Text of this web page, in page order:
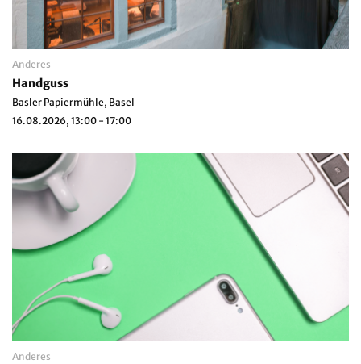
Anderes
Handguss
Basler Papiermühle, Basel
16.08.2026, 13:00 - 17:00
Anderes